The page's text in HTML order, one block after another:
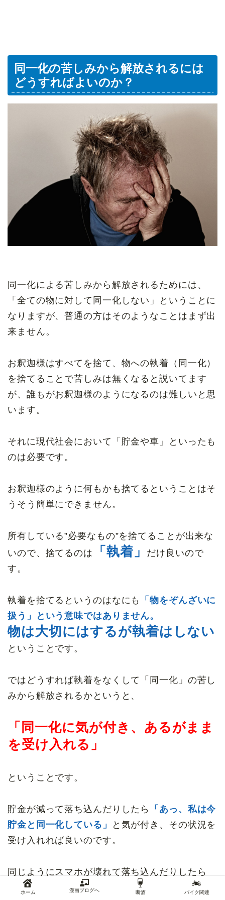
同一化の苦しみから解放されるには
どうすればよいのか？
同一化による苦しみから解放されるためには、
「全ての物に対して同一化しない」ということに
なりますが、普通の方はそのようなことはまず出
来ません。
お釈迦様はすべてを捨て、物への執着（同一化）
を捨てることで苦しみは無くなると説いてます
が、誰もがお釈迦様のようになるのは難しいと思
います。
それに現代社会において「貯金や車」といったも
のは必要です。
お釈迦様のように何もかも捨てるということはそ
うそう簡単にできません。
所有している”必要なもの”を捨てることが出来な
いので、捨てるのは
「執着」
だけ良いので
す。
執着を捨てるというのはなにも
「物をぞんざいに
扱う」という意味ではありません。
物は大切にはするが執着はしない
ということです。
ではどうすれば執着をなくして「同一化」の苦し
みから解放されるかというと、
「同一化に気が付き、あるがまま
を受け入れる」
ということです。
貯金が減って落ち込んだりしたら
「あっ、私は今
貯金と同一化している」
と気が付き、その状況を
受け入れれば良いのです。
同じようにスマホが壊れて落ち込んだりしたら
「あっ、私は今スマホと同一化している」
と気が
ホーム 漫画ブログへ 断酒 バイク関連